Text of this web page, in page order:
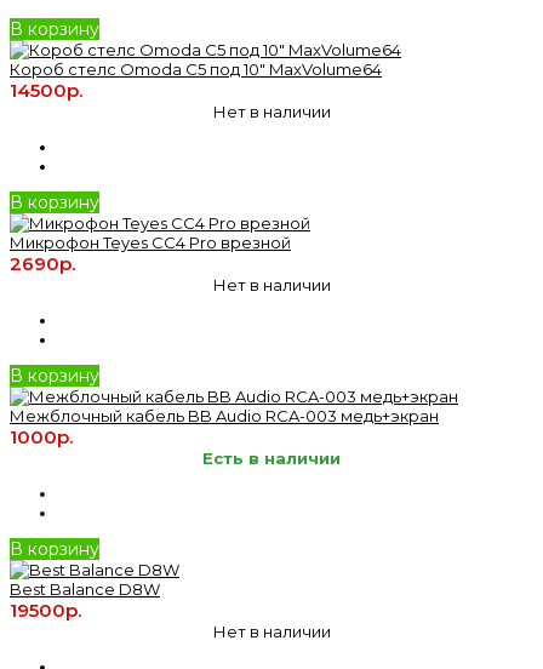
В корзину
Короб стелс Omoda C5 под 10" MaxVolume64
14500р.
Нет в наличии
В корзину
Микрофон Teyes CC4 Pro врезной
2690р.
Нет в наличии
В корзину
Межблочный кабель BB Audio RCA-003 медь+экран
1000р.
Есть в наличии
В корзину
Best Balance D8W
19500р.
Нет в наличии